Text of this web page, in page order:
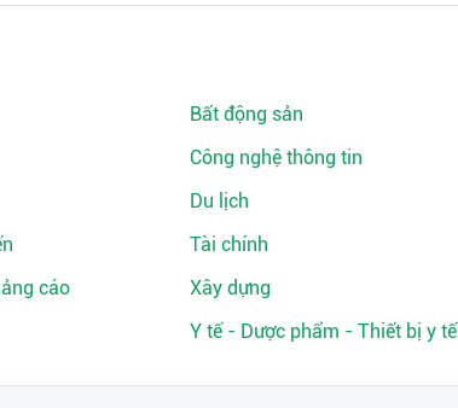
Bất động sản
Công nghệ thông tin
Du lịch
Tài chính
cáo Xây dựng
Y tế - Dược phẩm - Thiết bị y tế